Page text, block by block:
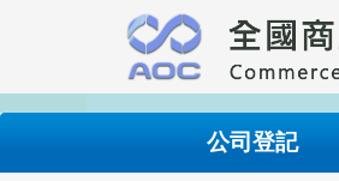
要
內
公司登記